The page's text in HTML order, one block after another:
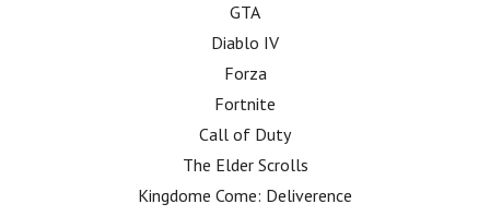
GTA
Diablo IV
Forza
Fortnite
Call of Duty
The Elder Scrolls
Kingdome Come: Deliverence